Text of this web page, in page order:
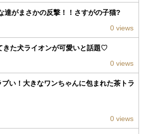
達がまさかの反撃！！さすがの子猫?
0 views
きた犬ライオンが可愛いと話題♡
0 views
ブい！大きなワンちゃんに包まれた茶トラ
0 views